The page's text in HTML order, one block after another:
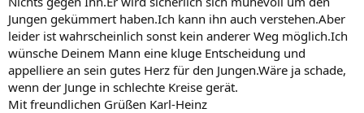
Jungen gekümmert haben.Ich kann ihn auch verstehen.Aber
leider ist wahrscheinlich sonst kein anderer Weg möglich.Ich
wünsche Deinem Mann eine kluge Entscheidung und
appelliere an sein gutes Herz für den Jungen.Wäre ja schade,
wenn der Junge in schlechte Kreise gerät.
Mit freundlichen Grüßen Karl-Heinz